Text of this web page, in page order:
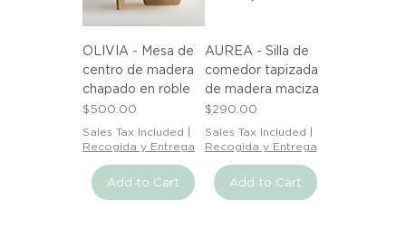
OLIVIA - Mesa de
centro de madera
chapado en roble
Price
$500.00
Sales Tax Included
Recogida y Entrega
Add to Cart
AUREA - Silla de
comedor tapizada
de madera maciza
Price
$290.00
Sales Tax Included
Recogida y Entrega
Add to Cart